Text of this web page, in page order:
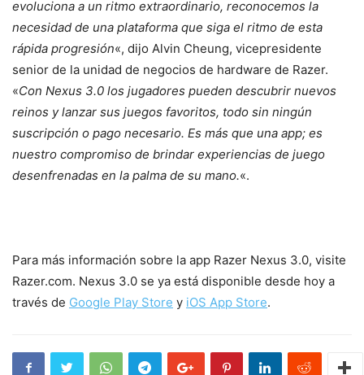
evoluciona a un ritmo extraordinario, reconocemos la
necesidad de una plataforma que siga el ritmo de esta
rápida progresión«, dijo Alvin Cheung, vicepresidente
senior de la unidad de negocios de hardware de Razer.
«Con Nexus 3.0 los jugadores pueden descubrir nuevos
reinos y lanzar sus juegos favoritos, todo sin ningún
suscripción o pago necesario. Es más que una app; es
nuestro compromiso de brindar experiencias de juego
desenfrenadas en la palma de su mano.«.
Para más información sobre la app Razer Nexus 3.0, visite
Razer.com. Nexus 3.0 se ya está disponible desde hoy a
través de Google Play Store y iOS App Store.